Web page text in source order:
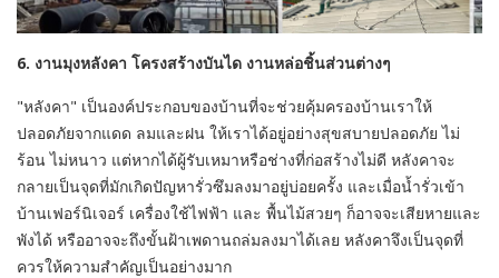
6. งานมุงหลังคา โครงสร้างบันได งานหล่อชิ้นส่วนต่างๆ
"หลังคา" เป็นองค์ประกอบของบ้านที่จะช่วยคุ้มครองบ้านเราให้
ปลอดภัยจากแดด ลมและฝน ให้เราได้อยู่อย่างสุขสบายปลอดภัย ไม่
ร้อน ไม่หนาว แต่หากได้ผู้รับเหมาหรือช่างที่ก่อสร้างไม่ดี หลังคาจะ
กลายเป็นจุดที่มักเกิดปัญหารั่วซึมลงมาอยู่บ่อยครั้ง และเมื่อน้ำรั่วเข้า
บ้านเฟอร์นิเจอร์ เครื่องใช้ไฟฟ้า และ พื้นไม้สวยๆ ก็อาจจะเสียหายและ
พังได้ หรืออาจจะถึงขั้นฝ้าเพดานถล่มลงมาได้เลย หลังคาจึงเป็นจุดที่
ควรให้ความสำคัญเป็นอย่างมาก